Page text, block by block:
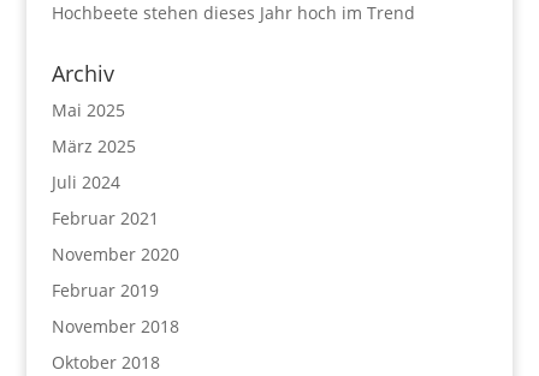
Hochbeete stehen dieses Jahr hoch im Trend
Archiv
Mai 2025
März 2025
Juli 2024
Februar 2021
November 2020
Februar 2019
November 2018
Oktober 2018